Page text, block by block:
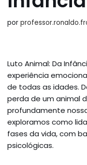
por
Luto Animal: Da
experiência
de todas as idades.
perda de um animal
profundamente
exploramos como
fases da vida, com
psicológicas.